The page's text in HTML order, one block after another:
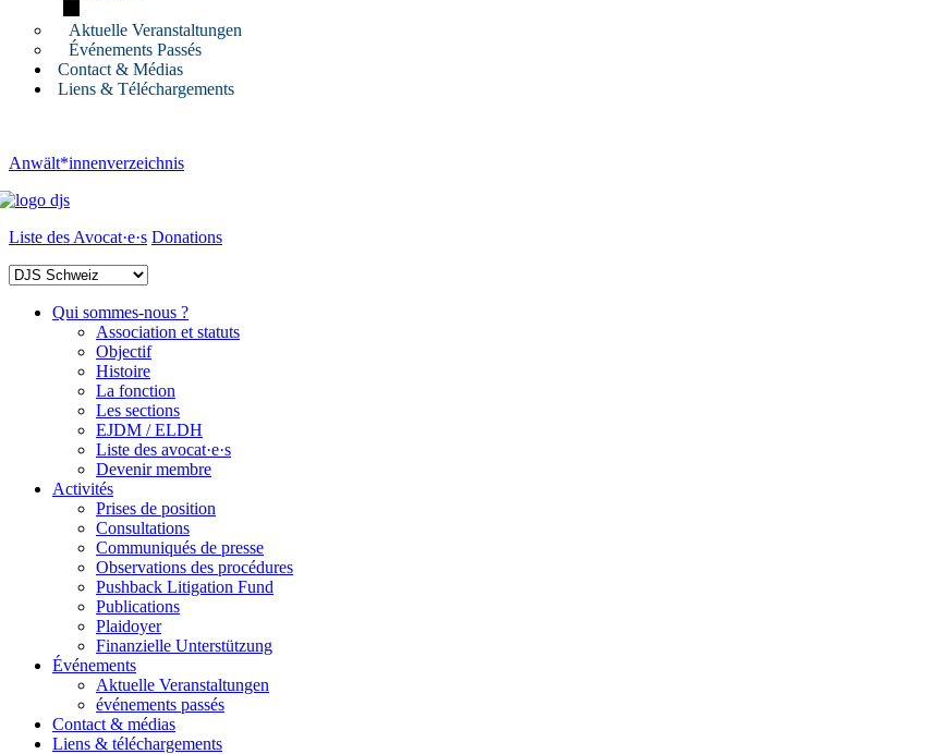
Aktuelle Veranstaltungen
Événements Passés
Contact & Médias
Liens & Téléchargements
Anwält*innenverzeichnis
Liste des Avocat·e·s Donations
Qui sommes-nous ?
Association et statuts
Objectif
Histoire
La fonction
Les sections
EJDM / ELDH
Liste des avocat·e·s
Devenir membre
Activités
Prises de position
Consultations
Communiqués de presse
Observations des procédures
Pushback Litigation Fund
Publications
Plaidoyer
Finanzielle Unterstützung
Événements
Aktuelle Veranstaltungen
événements passés
Contact & médias
Liens & téléchargements